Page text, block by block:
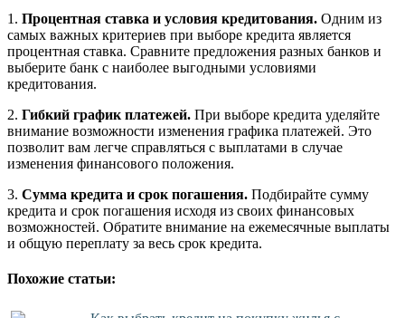
1. Процентная ставка и условия кредитования. Одним из
самых важных критериев при выборе кредита является
процентная ставка. Сравните предложения разных банков и
выберите банк с наиболее выгодными условиями
кредитования.
2. Гибкий график платежей. При выборе кредита уделяйте
внимание возможности изменения графика платежей. Это
позволит вам легче справляться с выплатами в случае
изменения финансового положения.
3. Сумма кредита и срок погашения. Подбирайте сумму
кредита и срок погашения исходя из своих финансовых
возможностей. Обратите внимание на ежемесячные выплаты
и общую переплату за весь срок кредита.
Похожие статьи: